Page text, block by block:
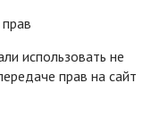
использовать не
прав на сайт